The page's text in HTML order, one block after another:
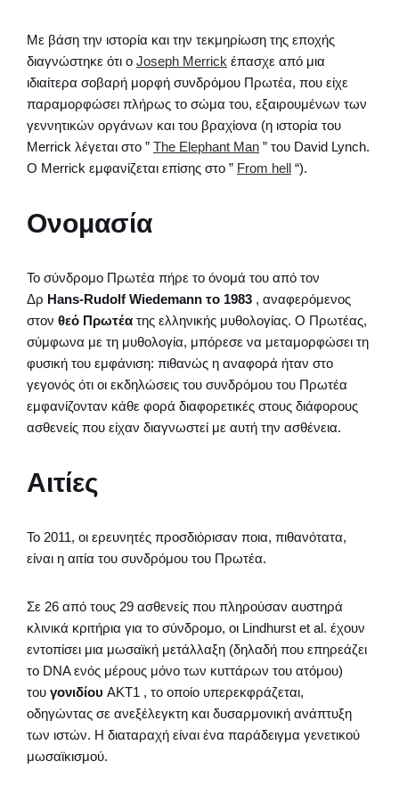
Με βάση την ιστορία και την τεκμηρίωση της εποχής
διαγνώστηκε ότι ο Joseph Merrick έπασχε από μια
ιδιαίτερα σοβαρή μορφή συνδρόμου Πρωτέα, που είχε
παραμορφώσει πλήρως το σώμα του, εξαιρουμένων των
γεννητικών οργάνων και του βραχίονα (η ιστορία του
Merrick λέγεται στο ” The Elephant Man ” του David Lynch.
Ο Merrick εμφανίζεται επίσης στο ” From hell “).
Ονομασία
Το σύνδρομο Πρωτέα πήρε το όνομά του από τον
Δρ Hans-Rudolf Wiedemann το 1983 , αναφερόμενος
στον θεό Πρωτέα της ελληνικής μυθολογίας. Ο Πρωτέας,
σύμφωνα με τη μυθολογία, μπόρεσε να μεταμορφώσει τη
φυσική του εμφάνιση: πιθανώς η αναφορά ήταν στο
γεγονός ότι οι εκδηλώσεις του συνδρόμου του Πρωτέα
εμφανίζονταν κάθε φορά διαφορετικές στους διάφορους
ασθενείς που είχαν διαγνωστεί με αυτή την ασθένεια.
Αιτίες
Το 2011, οι ερευνητές προσδιόρισαν ποια, πιθανότατα,
είναι η αιτία του συνδρόμου του Πρωτέα.
Σε 26 από τους 29 ασθενείς που πληρούσαν αυστηρά
κλινικά κριτήρια για το σύνδρομο, οι Lindhurst et al. έχουν
εντοπίσει μια μωσαϊκή μετάλλαξη (δηλαδή που επηρεάζει
το DNA ενός μέρους μόνο των κυττάρων του ατόμου)
του γονιδίου AKT1 , το οποίο υπερεκφράζεται,
οδηγώντας σε ανεξέλεγκτη και δυσαρμονική ανάπτυξη
των ιστών. Η διαταραχή είναι ένα παράδειγμα γενετικού
μωσαϊκισμού.